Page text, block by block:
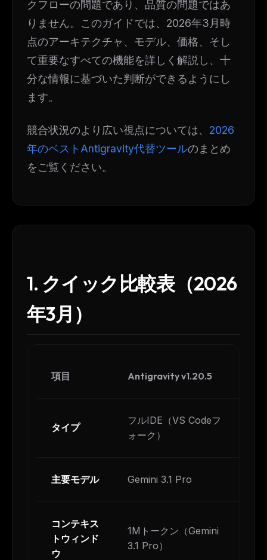
クフローの問題であり、品質の問題ではあ
りません。このガイドでは、2026年3月時
点のアーキテクチャ、モデル、価格、そし
て重要なすべての機能を詳しく解説し、十
分な情報に基づいた判断ができるようにし
ます。
競合状況のより広い視点については、 2026
年のベストAntigravity代替ツールのまとめ
をご覧ください。
1. クイック比較表（2026
年3月）
項目 Antigravity v1.20.5
タイプ
フルIDE（VS Codeフ
ォーク）
主要モデル Gemini 3.1 Pro
コンテキス
トウィンド
ウ
1Mトークン（Gemini
3.1 Pro）